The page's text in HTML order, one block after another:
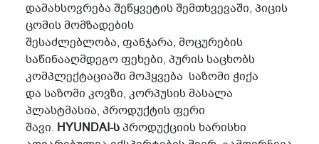
დამახსოვრება შეწყვეტის შემთხვევაში, პიცის
ცომის მომზადების
შესაძლებლობა, ფანჯარა, მოცურების
საწინააღმდეგო ფეხები, პურის საცხობს
კომპლექტაციაში მოჰყვება საზომი ჭიქა
და საზომი კოვზი, კორპუსის მასალა
პლასტმასია, პროდუქტის ფერი
შავი. HYUNDAI-სპროდუქციის ხარისხი